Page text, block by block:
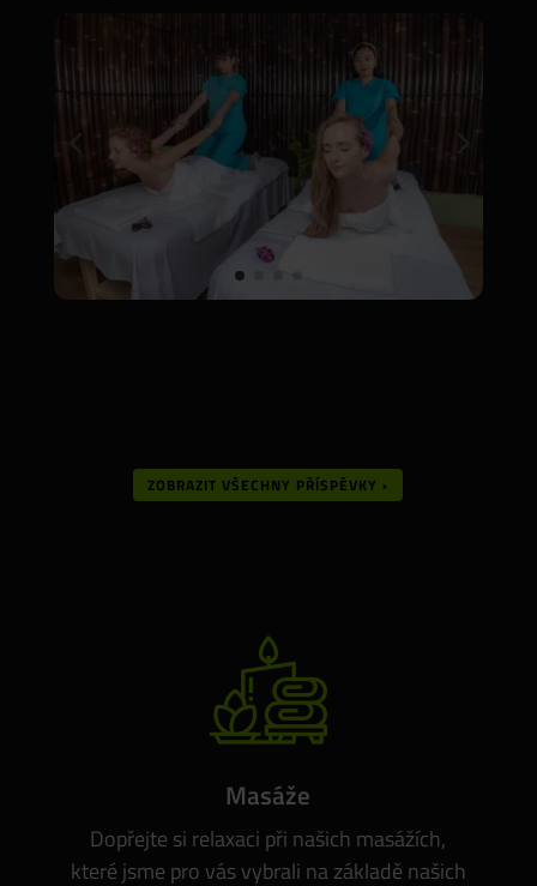
ZOBRAZIT VŠECHNY PŘÍSPĚVKY ›
Masáže
Dopřejte si relaxaci při našich masážích,
které jsme pro vás vybrali na základě našich